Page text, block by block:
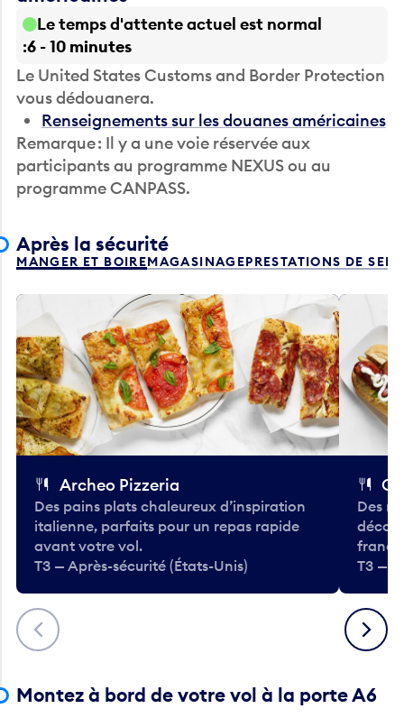
Le temps d'attente actuel est normal
6 - 10 minutes
Le United States Customs and Border Protection
vous dédouanera.
Renseignements sur les douanes américaines
Remarque : Il y a une voie réservée aux
participants au programme NEXUS ou au
programme CANPASS.
Après la sécurité
MANGER ET BOIREMAGASINAGEPRESTATIONS DE
Précédent
Archeo Pizzeria
Des pains plats chaleureux d’inspiration
italienne, parfaits pour un repas rapide
avant votre vol.
T3 — Après-sécurité (États-Unis)
Des
T3 —
Suivant
Montez à bord de votre vol à la porte A6